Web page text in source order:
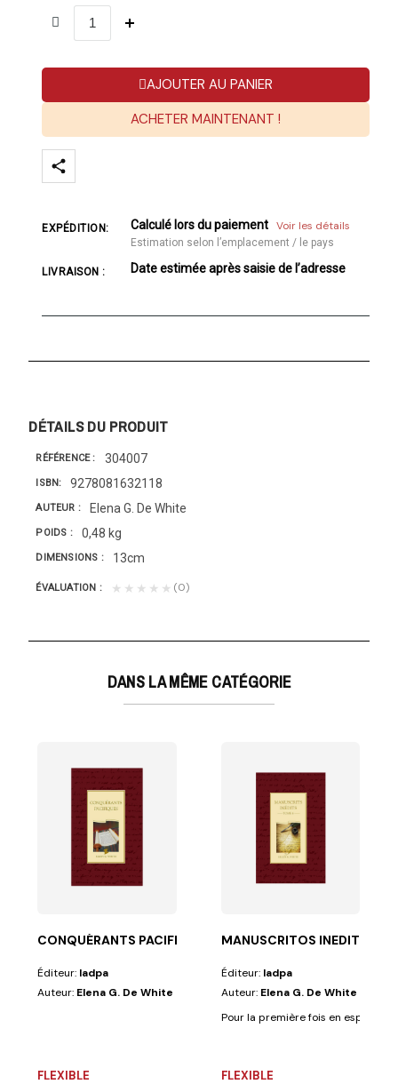
AJOUTER AU PANIER
ACHETER MAINTENANT !
EXPÉDITION: Calculé lors du paiement Voir les détails
Estimation selon l’emplacement / le pays
LIVRAISON : Date estimée après saisie de l’adresse
DÉTAILS DU PRODUIT
RÉFÉRENCE 304007
ISBN 9278081632118
AUTEUR Elena G. De White
POIDS 0,48 kg
DIMENSIONS 13cm
ÉVALUATION ★★★★★ (0)
DANS LA MÊME CATÉGORIE
sachionscomment le Roi des rois a inspiré,...
CONQUÉRANTS PACIFIQUES
Éditeur: Iadpa
Auteur: Elena G. De White
FLEXIBLE
MANUSCRITOS INEDITOS
Éditeur: Iadpa
Auteur: Elena G. De White
Pour la première fois en espagnol,
FLEXIBLE